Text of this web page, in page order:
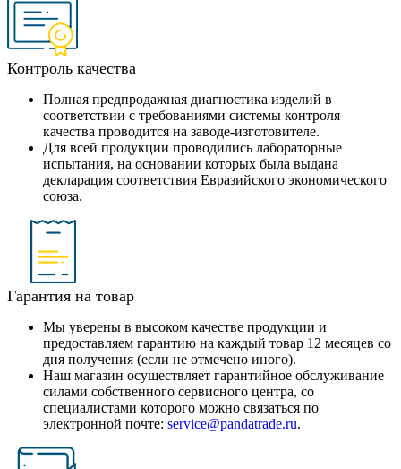
Контроль качества
Полная предпродажная диагностика изделий в
соответствии с требованиями системы контроля
качества проводится на заводе-изготовителе.
Для всей продукции проводились лабораторные
испытания, на основании которых была выдана
декларация соответствия Евразийского экономического
союза.
Гарантия на товар
Мы уверены в высоком качестве продукции и
предоставляем гарантию на каждый товар 12 месяцев со
дня получения (если не отмечено иного).
Наш магазин осуществляет гарантийное обслуживание
силами собственного сервисного центра, со
специалистами которого можно связаться по
электронной почте: service@pandatrade.ru.